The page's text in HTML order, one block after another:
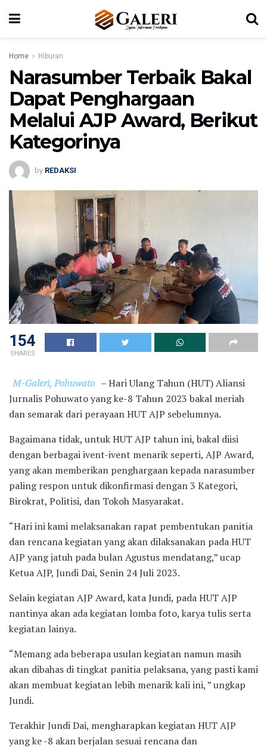
Home Hiburan
Narasumber Terbaik Bakal
Dapat Penghargaan
Melalui AJP Award, Berikut
Kategorinya
by REDAKSI
154
SHARES
M-Galeri, Pohuwato – Hari Ulang Tahun (HUT) Aliansi
Jurnalis Pohuwato yang ke-8 Tahun 2023 bakal meriah
dan semarak dari perayaan HUT AJP sebelumnya.
Bagaimana tidak, untuk HUT AJP tahun ini, bakal diisi
dengan berbagai ivent-ivent menarik seperti, AJP Award,
yang akan memberikan penghargaan kepada narasumber
paling respon untuk dikonfirmasi dengan 3 Kategori,
Birokrat, Politisi, dan Tokoh Masyarakat.
“Hari ini kami melaksanakan rapat pembentukan panitia
dan rencana kegiatan yang akan dilaksanakan pada HUT
AJP yang jatuh pada bulan Agustus mendatang,” ucap
Ketua AJP, Jundi Dai, Senin 24 Juli 2023.
Selain kegiatan AJP Award, kata Jundi, pada HUT AJP
nantinya akan ada kegiatan lomba foto, karya tulis serta
kegiatan lainya.
“Memang ada beberapa usulan kegiatan namun masih
akan dibahas di tingkat panitia pelaksana, yang pasti kami
akan membuat kegiatan lebih menarik kali ini, ” ungkap
Jundi.
Terakhir Jundi Dai, mengharapkan kegiatan HUT AJP
yang ke -8 akan berjalan sesuai rencana dan